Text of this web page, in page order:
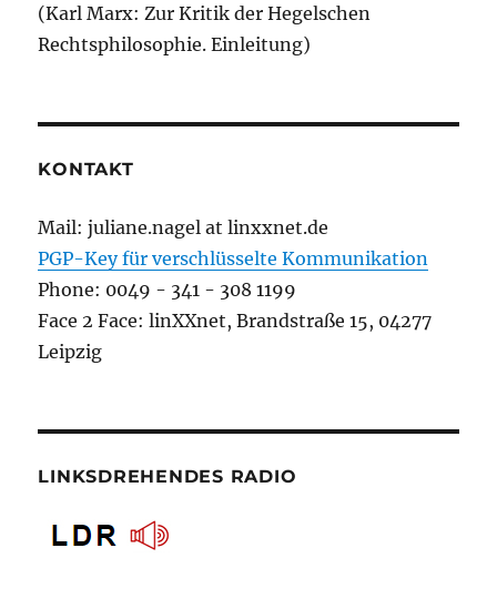
(Karl Marx: Zur Kritik der Hegelschen
Rechtsphilosophie. Einleitung)
KONTAKT
Mail: juliane.nagel at linxxnet.de
PGP-Key für verschlüsselte Kommunikation
Phone: 0049 - 341 - 308 1199
Face 2 Face: linXXnet, Brandstraße 15, 04277
Leipzig
LINKSDREHENDES RADIO